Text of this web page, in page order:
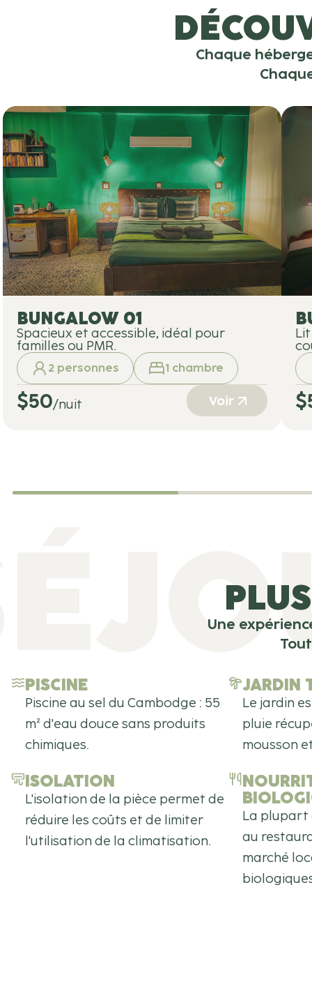
Chaque
BUNGALOW 01
Spacieux et accessible, idéal pour
familles ou PMR.
2 personnes 1 chambre
$50/nuit Voir $
Une
PISCINE
Piscine au sel du Cambodge : 55
m² d'eau douce sans produits
chimiques.
JARDIN
Le jardin
pluie
mousson
ISOLATION
L'isolation de la pièce permet de
réduire les coûts et de limiter
l'utilisation de la climatisation.
La plupart
au
marché